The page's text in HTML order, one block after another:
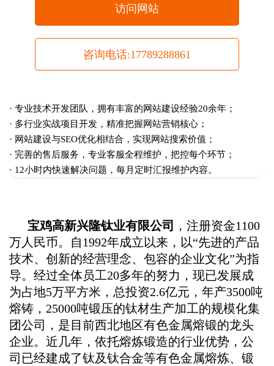
访问网站
咨询电话:17789288861
· 专业技术开发团队，拥有丰富的网站建设经验20余年；
· 多行业实战项目开发，精准把握网站营销核心；
· 网站建设与SEO优化相结合，实现网站搜索价值；
· 完善的售后服务，专业客服全程维护，把控每个环节；
· 12小时内快速解决问题，每月定时汇报维护内容。
宝鸡高新兴隆钛业有限公司
，注册资金1100
万人民币。自1992年成立以来，以“先进的产品
技术、创新的经营理念、包容的企业文化”为指
导。经过全体员工20多年的努力，现已发展成
为占地5万平方米，总投资2.6亿元，年产3500吨
熔铸，25000吨锻压的钛材生产加工的规模化集
团公司，是目前西北地区有色金属熔锻的龙头
企业。近几年，依托熔炼锻造的行业优势，公
司已经建成了钛及钛合金等有色金属熔炼、锻